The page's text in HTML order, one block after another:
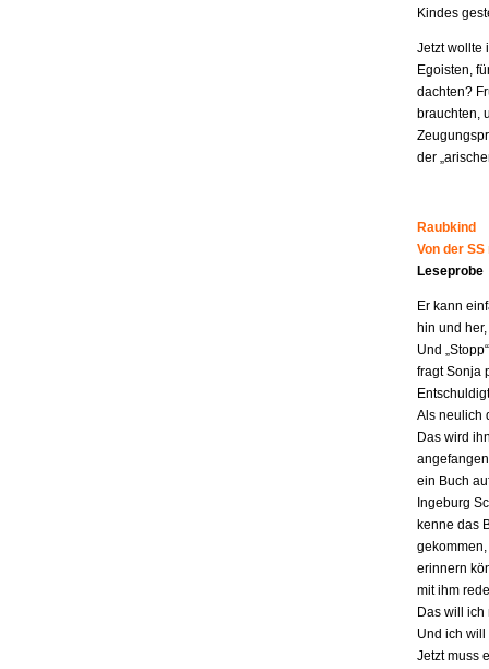
Kindes
Jetzt wollte
Egoisten,
dachten?
brauchten,
der
Raubkind
Von der
Leseprobe
Er kann
hin und
Und
fragt Sonja
Als neulich
Das wird
ein Buch
Ingeburg
kenne das
erinnern
mit ihm
Das will
Und ich
Jetzt muss